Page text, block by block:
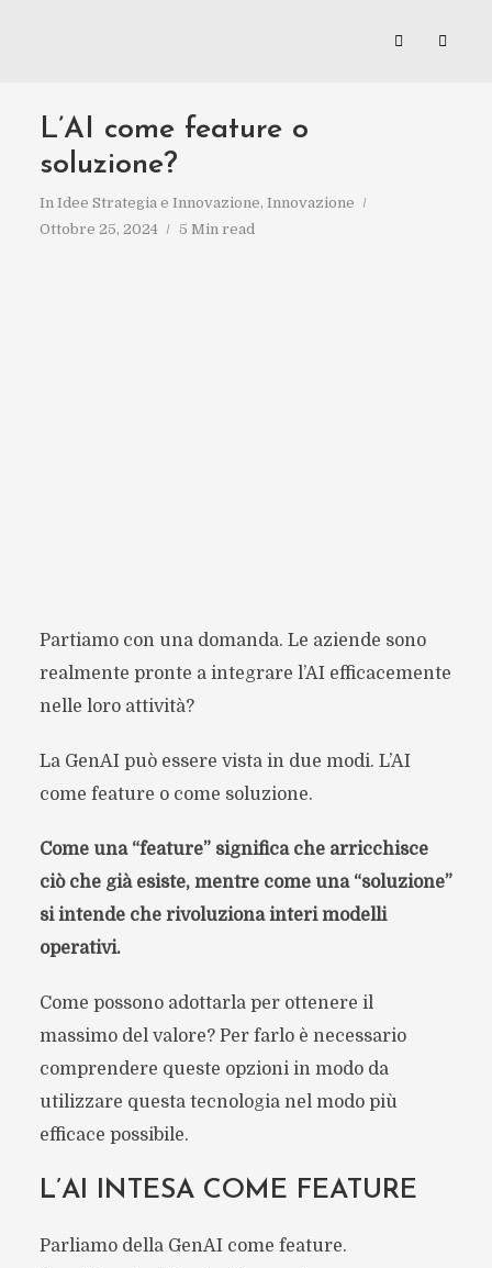
L’AI come feature o
soluzione?
In Idee Strategia e Innovazione, Innovazione
Ottobre 25, 2024
5 Min read
Partiamo con una domanda. Le aziende sono
realmente pronte a integrare l’AI efficacemente
nelle loro attività?
La GenAI può essere vista in due modi. L’AI
come feature o come soluzione.
Come una “feature” significa che arricchisce
ciò che già esiste, mentre come una “soluzione”
si intende che rivoluziona interi modelli
operativi.
Come possono adottarla per ottenere il
massimo del valore? Per farlo è necessario
comprendere queste opzioni in modo da
utilizzare questa tecnologia nel modo più
efficace possibile.
L’AI INTESA COME FEATURE
Parliamo della GenAI come feature.